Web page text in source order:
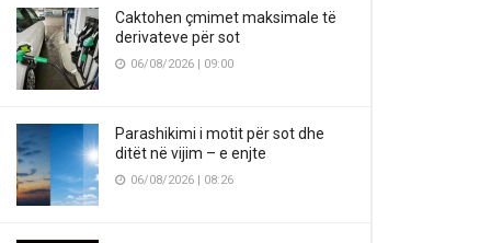
Caktohen çmimet maksimale të
derivateve për sot
06/08/2026 | 09:00
Parashikimi i motit për sot dhe
ditët në vijim – e enjte
06/08/2026 | 08:26